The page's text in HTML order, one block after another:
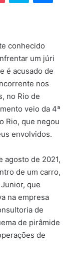
conhecido
um júri
é acusado de
nos
no Rio de
veio da 4ª
Rio, que negou
envolvidos.
agosto de 2021,
de um carro,
que
na empresa
de
de pirâmide
de